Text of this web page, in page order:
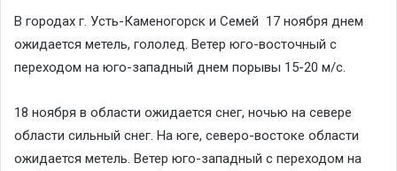
В городах г. Усть-Каменогорск и Семей 17 ноября днем
ожидается метель, гололед. Ветер юго-восточный с
переходом на юго-западный днем порывы 15-20 м/с.
18 ноября в области ожидается снег, ночью на севере
области сильный снег. На юге, северо-востоке области
ожидается метель. Ветер юго-западный с переходом на